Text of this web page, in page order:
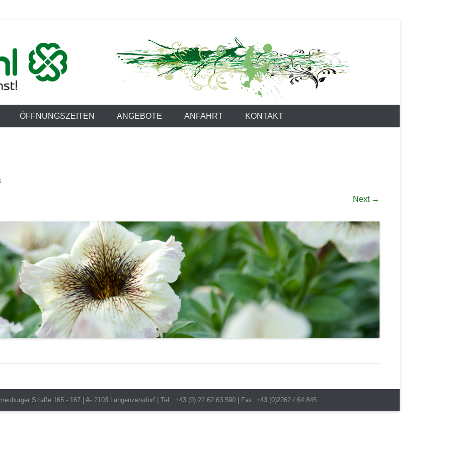
ÖFFNUNGSZEITEN ANGEBOTE ANFAHRT KONTAKT
Next →
Straße 165 - 167 | A- 2103 Langenzersdorf | Tel.: +43 (0) 22 62 63 590 | Fax: +43 (0)2262 / 64 845